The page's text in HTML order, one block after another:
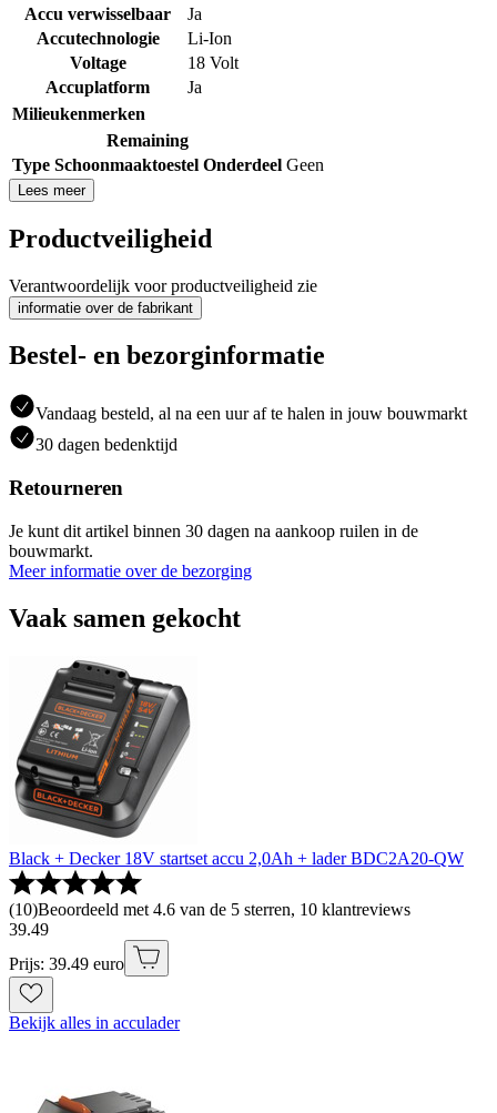
Accu verwisselbaar
Ja
Accutechnologie
Li-Ion
Voltage
18 Volt
Accuplatform
Ja
Milieukenmerken
Remaining
Type Schoonmaaktoestel Onderdeel Geen
Lees meer
Productveiligheid
Verantwoordelijk voor productveiligheid zie
informatie over de fabrikant
Bestel- en bezorginformatie
Vandaag besteld, al na een uur af te halen in jouw bouwmarkt
30 dagen bedenktijd
Retourneren
Je kunt dit artikel binnen 30 dagen na aankoop ruilen in de
bouwmarkt.
Meer informatie over de bezorging
Vaak samen gekocht
Black + Decker 18V startset accu 2,0Ah + lader BDC2A20-QW
(10)Beoordeeld met 4.6 van de 5 sterren, 10 klantreviews
39.49
Prijs: 39.49 euro
Bekijk alles in acculader